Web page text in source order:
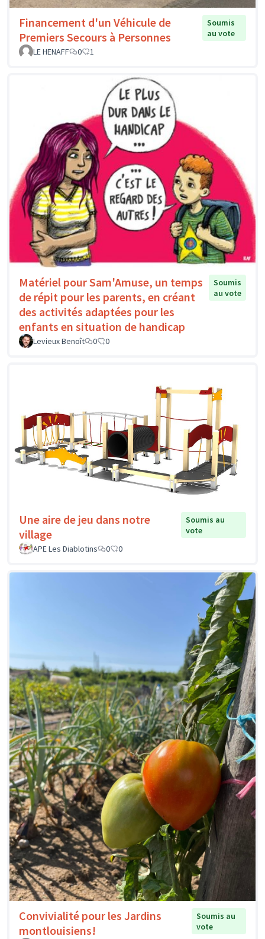
Financement d'un Véhicule de
Premiers Secours à Personnes
Soumis
au vote
LE HENAFF
0 1
Matériel pour Sam'Amuse, un temps
de répit pour les parents, en créant
des activités adaptées pour les
enfants en situation de handicap
Soumis
au vote
Levieux Benoît 0 0
Une aire de jeu dans notre
village
Soumis au
vote
APE Les Diablotins
0 0
Convivialité pour les Jardins
montlouisiens!
Soumis au
vote